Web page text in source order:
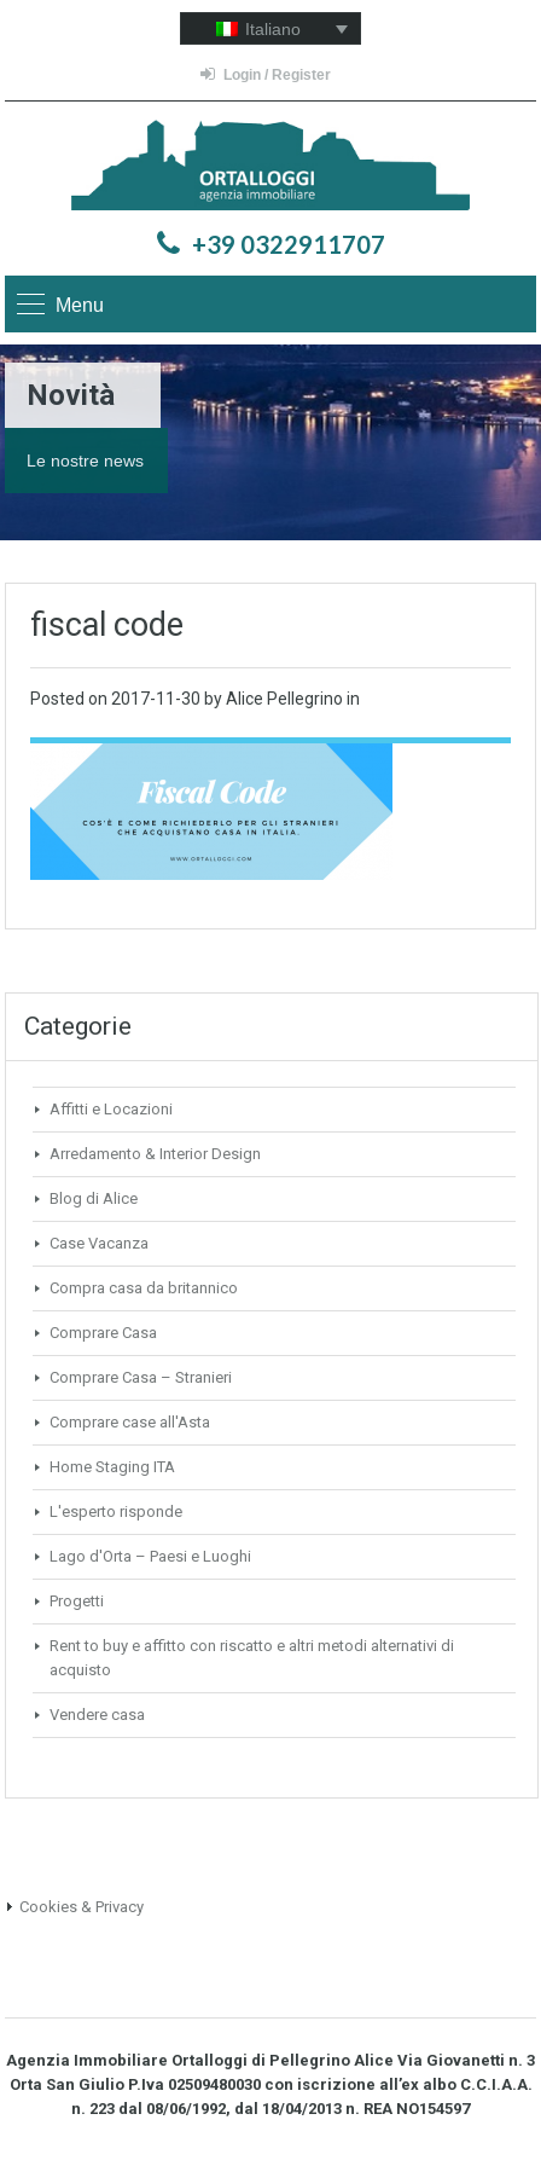
Italiano
Login / Register
+39 0322911707
Menu
Novità
Le nostre news
fiscal code
Posted on 2017-11-30 by Alice Pellegrino in
Categorie
Affitti e Locazioni
Arredamento & Interior Design
Blog di Alice
Case Vacanza
Compra casa da britannico
Comprare Casa
Comprare Casa – Stranieri
Comprare case all'Asta
Home Staging ITA
L'esperto risponde
Lago d'Orta – Paesi e Luoghi
Progetti
Rent to buy e affitto con riscatto e altri metodi alternativi di
acquisto
Vendere casa
Cookies & Privacy
Agenzia Immobiliare Ortalloggi di Pellegrino Alice Via Giovanetti n. 3
Orta San Giulio P.Iva 02509480030 con iscrizione all’ex albo C.C.I.A.A.
n. 223 dal 08/06/1992, dal 18/04/2013 n. REA NO­154597